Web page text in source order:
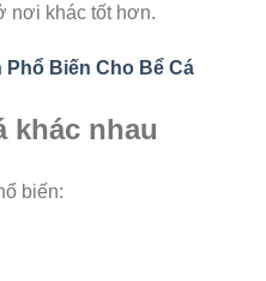
nơi khác tốt hơn.
Phổ Biến Cho Bể Cá
khác nhau
biến: